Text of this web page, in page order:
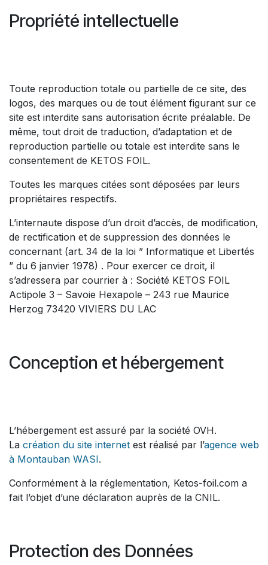
Propriété intellectuelle
Toute reproduction totale ou partielle de ce site, des
logos, des marques ou de tout élément figurant sur ce
site est interdite sans autorisation écrite préalable. De
même, tout droit de traduction, d’adaptation et de
reproduction partielle ou totale est interdite sans le
consentement de KETOS FOIL.
Toutes les marques citées sont déposées par leurs
propriétaires respectifs.
L’internaute dispose d’un droit d’accès, de modification,
de rectification et de suppression des données le
concernant (art. 34 de la loi ” Informatique et Libertés
” du 6 janvier 1978) . Pour exercer ce droit, il
s’adressera par courrier à : Société KETOS FOIL
Actipole 3 – Savoie Hexapole – 243 rue Maurice
Herzog 73420 VIVIERS DU LAC
Conception et hébergement
L’hébergement est assuré par la société OVH.
La création du site internet est réalisé par l’agence web
à Montauban WASI.
Conformément à la réglementation, Ketos-foil.com a
fait l’objet d’une déclaration auprès de la CNIL.
Protection des Données